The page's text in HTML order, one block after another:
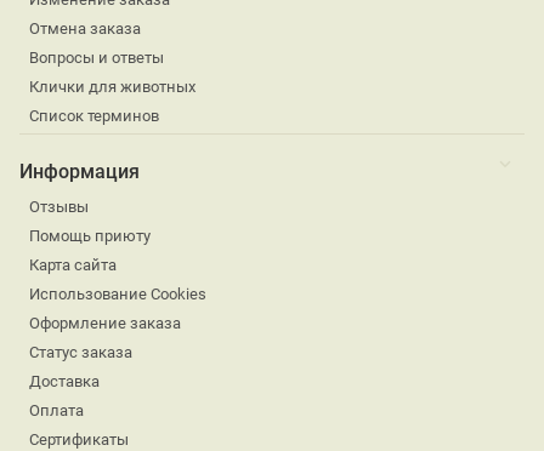
Отмена заказа
Вопросы и ответы
Клички для животных
Список терминов
Информация
Отзывы
Помощь приюту
Карта сайта
Использование Cookies
Оформление заказа
Статус заказа
Доставка
Оплата
Сертификаты